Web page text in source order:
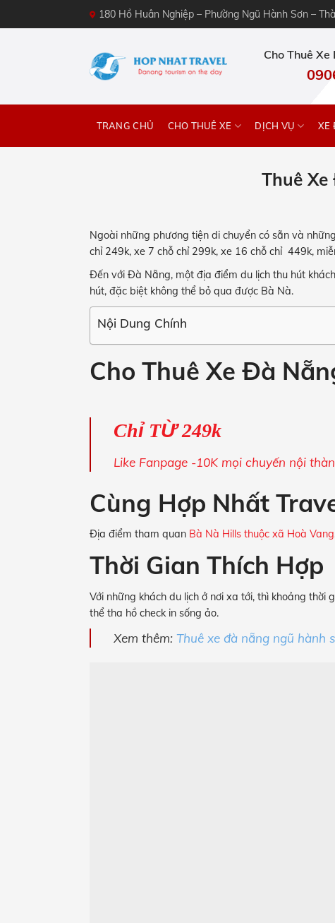
180 Hồ Huân Nghiệp – Phường Ngũ Hành Sơn –
Cho Thuê
TRANG CHỦ CHO THUÊ XE DỊCH VỤ XE
Thuê
Ngoài những phương tiện di chuyển có sẵn và
chỉ 249k, xe 7 chỗ chỉ 299k, xe 16 chỗ chỉ 449k,
Đến với Đà Nẵng, một địa điểm du lịch thu hút
hút, đặc biệt không thể bỏ qua được Bà Nà.
Nội Dung Chính
Cho Thuê Xe Đà
ChỉTỪ249k
Like Fanpage -10K mọi chuyến nội
Cùng Hợp Nhất
Địa điểm tham quan Bà Nà Hills thuộc xã Hoà Vang
Thời Gian Thích Hợp
Với những khách du lịch ở nơi xa tới, thì khoảng
thể tha hồ check in sống ảo.
Xem thêm:Thuê xe đà nẵng ngũ hành